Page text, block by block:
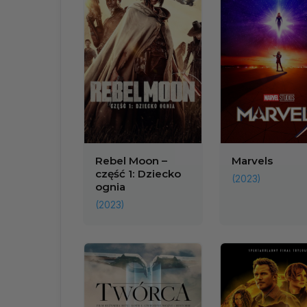
Rebel Moon –
część 1: Dziecko
ognia
(2023)
Marvels
(2023)